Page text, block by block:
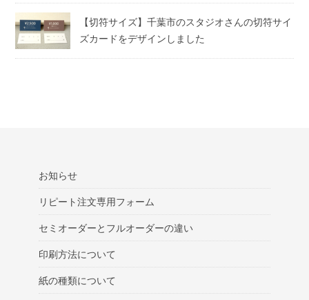
【切符サイズ】千葉市のスタジオさんの切符サイ
ズカードをデザインしました
お知らせ
リピート注文専用フォーム
セミオーダーとフルオーダーの違い
印刷方法について
紙の種類について